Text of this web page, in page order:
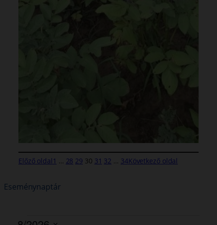
Előző oldal 1 … 28 29 30 31 32 … 34Következő oldal
Eseménynaptár